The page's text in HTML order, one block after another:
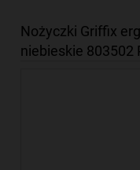
Nożyczki Griffix
niebieskie 803502